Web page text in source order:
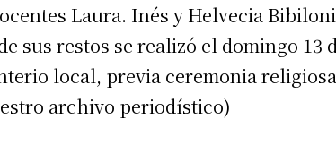
de teléfono
Laura. Inés y Helvecia
sus restos se realizó el domingo 13
local, previa ceremonia
archivo periodístico)